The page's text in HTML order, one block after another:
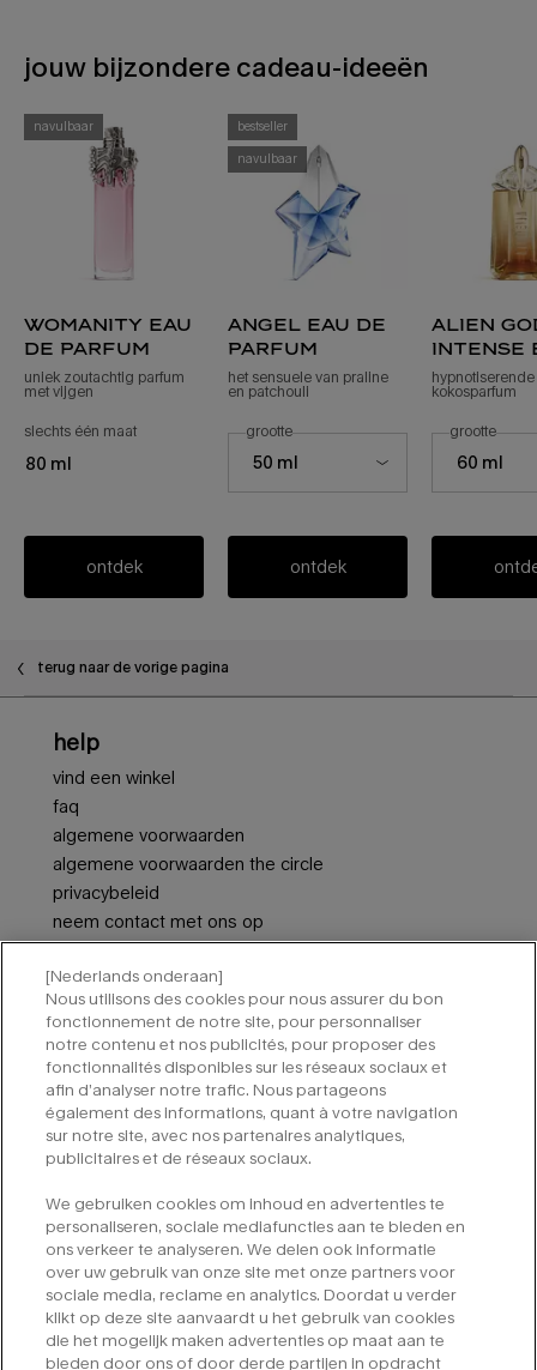
PDP-slot 1 sectie - Misschien ben je ook geïnteresseerd in
jouw bijzondere cadeau-ideeën
navulbaar
womanity eau
de parfum
uniek zoutachtig parfum
met vijgen
slechts één maat voor womanity eau de parfum
80 ml
ontdek
bestseller
navulbaar
angel eau de
parfum
het sensuele van praline
en patchouli
Select a size for angel eau de parfum
50 ml
selecteer een
groottevoor angel eau de parfum​
ontdek
alien
intense
parfum
kokosparfum
Select a size
60 ml
selecteer
groottevoor
terug naar de vorige pagina
help
vind een winkel
faq
algemene voorwaarden
algemene voorwaarden the circle
privacybeleid
neem contact met ons op
cookie-instellingen
aanmelden voor nieuwsbrieven van mugler
vereiste velden zijn gemarkeerd met een sterretje (*).
e-mailadres*
*
indienen
[Nederlands onderaan]
Nous utilisons des cookies pour nous assurer du bon
fonctionnement de notre site, pour personnaliser
notre contenu et nos publicités, pour proposer des
fonctionnalités disponibles sur les réseaux sociaux et
afin d’analyser notre trafic. Nous partageons
également des informations, quant à votre navigation
sur notre site, avec nos partenaires analytiques,
publicitaires et de réseaux sociaux.
We gebruiken cookies om inhoud en advertenties te
personaliseren, sociale mediafuncties aan te bieden en
ons verkeer te analyseren. We delen ook informatie
over uw gebruik van onze site met onze partners voor
sociale media, reclame en analytics. Doordat u verder
klikt op deze site aanvaardt u het gebruik van cookies
die het mogelijk maken advertenties op maat aan te
bieden door ons of door derde partijen in opdracht